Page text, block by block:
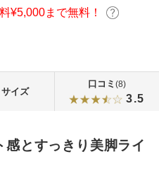
¥5,000まで無料！
イズ
口コミ (8)
3.5
とすっきり美脚ライ